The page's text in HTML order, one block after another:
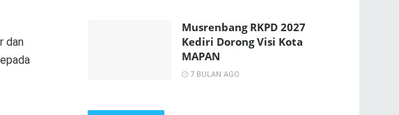
dan
Musrenbang RKPD 2027
Kediri Dorong Visi Kota
MAPAN
7 BULAN AGO